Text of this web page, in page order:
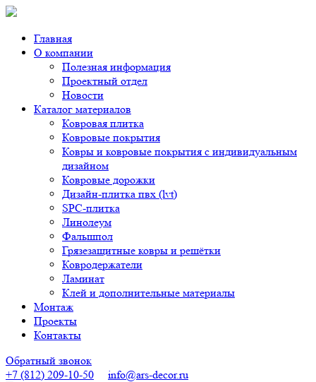
Главная
О компании
Полезная информация
Проектный отдел
Новости
Каталог материалов
Ковровая плитка
Ковровые покрытия
Ковры и ковровые покрытия с индивидуальным
дизайном
Ковровые дорожки
Дизайн-плитка пвх (lvt)
SPC-плитка
Линолеум
Фальшпол
Грязезащитные ковры и решётки
Ковродержатели
Ламинат
Клей и дополнительные материалы
Монтаж
Проекты
Контакты
Обратный звонок
+7 (812) 209-10-50
info@ars-decor.ru